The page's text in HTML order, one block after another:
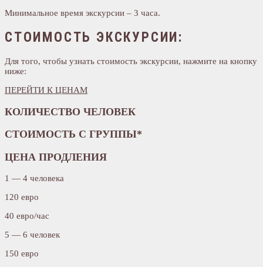
Минимальное время экскурсии – 3 часа.
СТОИМОСТЬ ЭКСКУРСИИ:
Для того, чтобы узнать стоимость экскурсии, нажмите на кнопку
ниже:
ПЕРЕЙТИ К ЦЕНАМ
КОЛИЧЕСТВО ЧЕЛОВЕК
СТОИМОСТЬ С ГРУППЫ*
ЦЕНА ПРОДЛЕНИЯ
1 — 4 человека
120 евро
40 евро/час
5 — 6 человек
150 евро